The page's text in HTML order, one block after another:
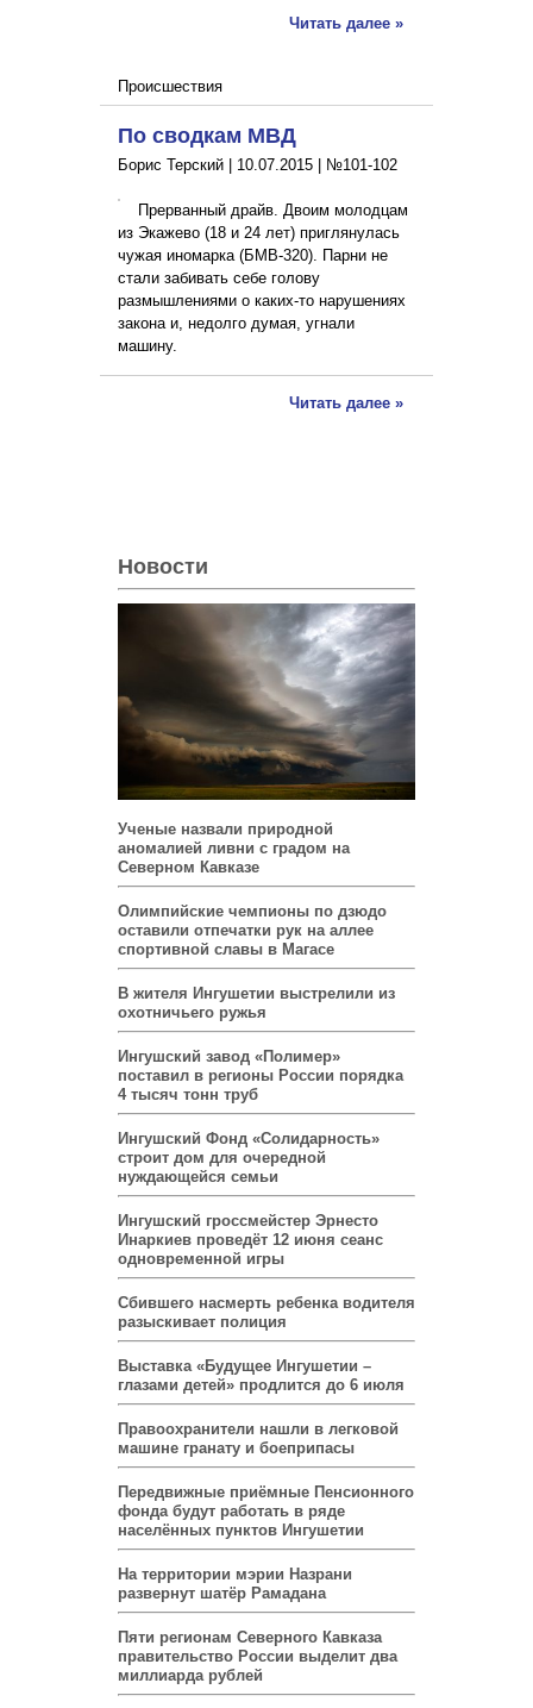
Читать далее »
Происшествия
По сводкам МВД
Борис Терский | 10.07.2015 №101-102
Прерванный драйв. Двоим молодцам
из Экажево (18 и 24 лет) приглянулась
чужая иномарка (БМВ-320). Парни не
стали забивать себе голову
размышлениями о каких-то нарушениях
закона и, недолго думая, угнали
машину.
Читать далее »
Новости
Ученые назвали природной
аномалией ливни с градом на
Северном Кавказе
Олимпийские чемпионы по дзюдо
оставили отпечатки рук на аллее
спортивной славы в Магасе
В жителя Ингушетии выстрелили из
охотничьего ружья
Ингушский завод «Полимер»
поставил в регионы России порядка
4 тысяч тонн труб
Ингушский Фонд «Солидарность»
строит дом для очередной
нуждающейся семьи
Ингушский гроссмейстер Эрнесто
Инаркиев проведёт 12 июня сеанс
одновременной игры
Сбившего насмерть ребенка водителя
разыскивает полиция
Выставка «Будущее Ингушетии –
глазами детей» продлится до 6 июля
Правоохранители нашли в легковой
машине гранату и боеприпасы
Передвижные приёмные Пенсионного
фонда будут работать в ряде
населённых пунктов Ингушетии
На территории мэрии Назрани
развернут шатёр Рамадана
Пяти регионам Северного Кавказа
правительство России выделит два
миллиарда рублей